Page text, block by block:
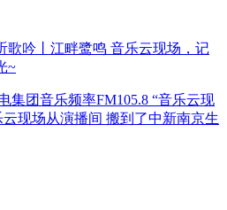
歌吟丨江畔鹭鸣 音乐云现场，记
~
集团音乐频率FM105.8 “音乐云现
云现场从演播间 搬到了中新南京生